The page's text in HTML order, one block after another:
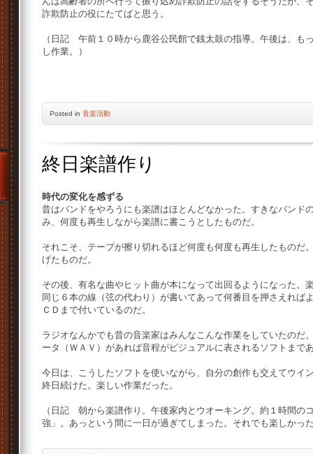
詐欺防止の役にたてばと思う。
（日記 午前１０時から鹿谷公民館で銭太鼓の指導。午後は、も
し作業。）
Posted in 音楽活動
終日楽譜作り
時代の変化を感ずる
昔はバンドをやろうにも楽譜はほとんどなかった。すきなバンド
み、何度も再生しながら楽譜に書こうとしたものだ。
それこそ、テープが擦り切れるほど何度も何度も再生したものだ
げたものだ。
その後、有名な曲やヒット曲が本になって出回るようになった。
同じ６本の線（弦の代わり）が書いてあって何番目を押さえれば
ＣＤまで付いているのだ。
ラジオなんかでも昔の音楽家はみんなこんな作業をしていたのだ
ータ（ＷＡＶ）があれば音程がビジュアルに表されるソフトまで
今日は、こうしたソフトを使いながら、自分の創作も交えてウイ
終日続けた。楽しい作業だった。
（日記 朝から楽譜作り。午後家内とウオーキング。約１時間の
強」。あっという間に一日が過ぎてしまった。それでも楽しかっ